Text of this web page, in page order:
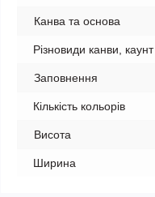
Канва та основа
Різновиди канви, каунт
Заповнення
Кількість кольорів
Висота
Ширина